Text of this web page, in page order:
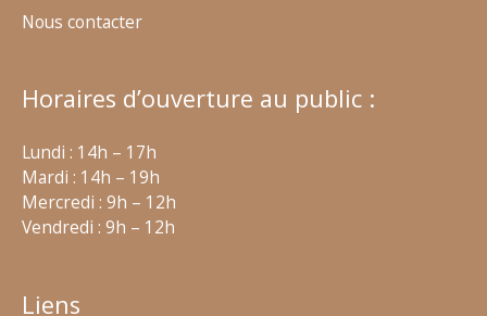
Nous contacter
Horaires d’ouverture au public :
Lundi : 14h – 17h
Mardi : 14h – 19h
Mercredi : 9h – 12h
Vendredi : 9h – 12h
Liens